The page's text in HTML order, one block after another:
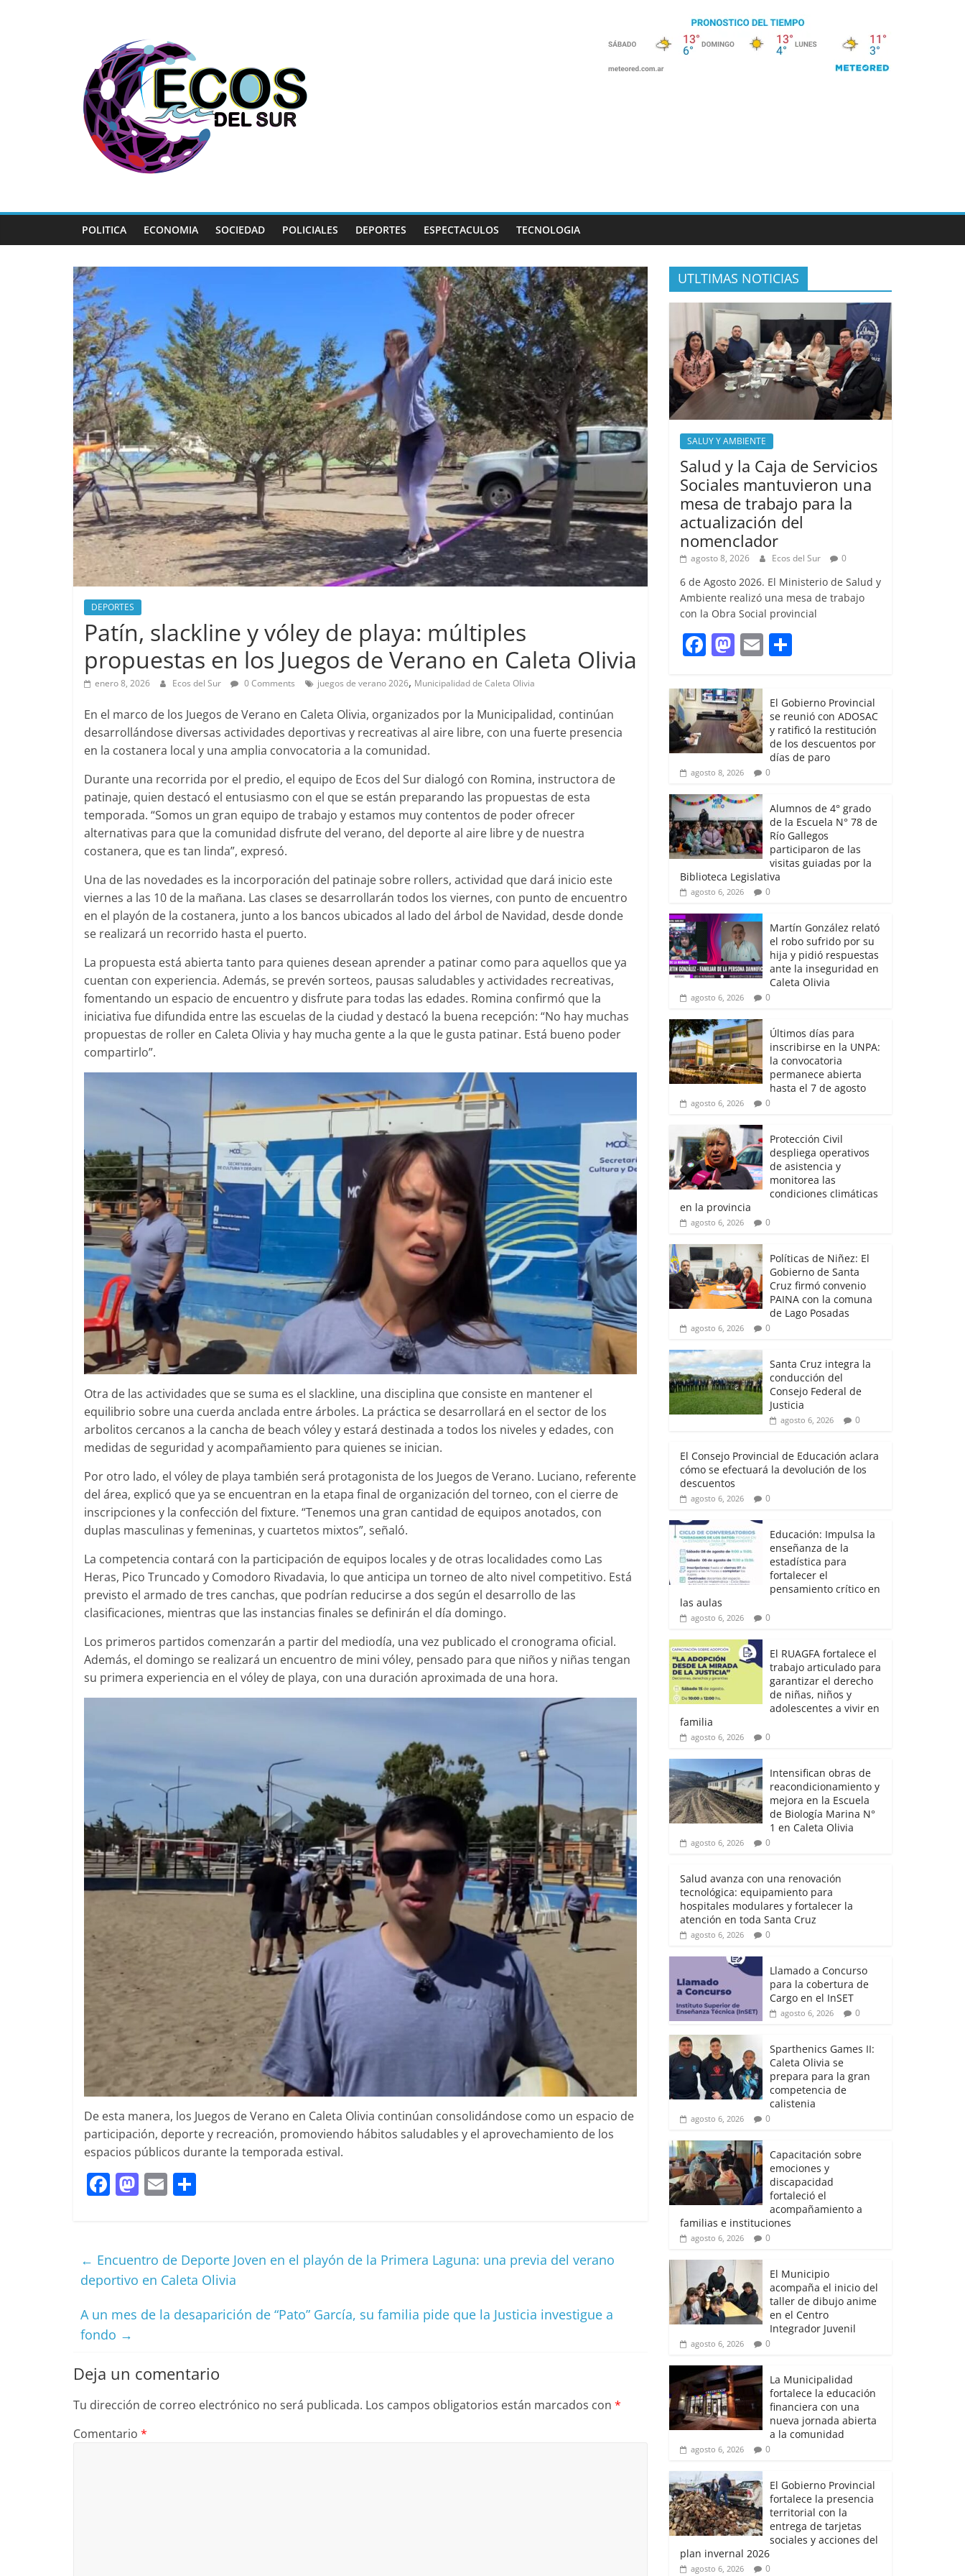
Ecos
Del
Sur
Multimedio
Online
POLITICA ECONOMIA SOCIEDAD POLICIALES DEPORTES ESPECTACULOS TECNOLOGIA
DEPORTES
Patín, slackline y vóley de playa: múltiples
propuestas en los Juegos de Verano en Caleta Olivia
enero 8, 2026 Ecos del Sur 0 Comments juegos de verano 2026, Municipalidad de Caleta Olivia
En el marco de los Juegos de Verano en Caleta Olivia, organizados por la Municipalidad, continúan
desarrollándose diversas actividades deportivas y recreativas al aire libre, con una fuerte presencia
en la costanera local y una amplia convocatoria a la comunidad.
Durante una recorrida por el predio, el equipo de Ecos del Sur dialogó con Romina, instructora de
patinaje, quien destacó el entusiasmo con el que se están preparando las propuestas de esta
temporada. “Somos un gran equipo de trabajo y estamos muy contentos de poder ofrecer
alternativas para que la comunidad disfrute del verano, del deporte al aire libre y de nuestra
costanera, que es tan linda”, expresó.
Una de las novedades es la incorporación del patinaje sobre rollers, actividad que dará inicio este
viernes a las 10 de la mañana. Las clases se desarrollarán todos los viernes, con punto de encuentro
en el playón de la costanera, junto a los bancos ubicados al lado del árbol de Navidad, desde donde
se realizará un recorrido hasta el puerto.
La propuesta está abierta tanto para quienes desean aprender a patinar como para aquellos que ya
cuentan con experiencia. Además, se prevén sorteos, pausas saludables y actividades recreativas,
fomentando un espacio de encuentro y disfrute para todas las edades. Romina confirmó que la
iniciativa fue difundida entre las escuelas de la ciudad y destacó la buena recepción: “No hay muchas
propuestas de roller en Caleta Olivia y hay mucha gente a la que le gusta patinar. Está bueno poder
compartirlo”.
Otra de las actividades que se suma es el slackline, una disciplina que consiste en mantener el
equilibrio sobre una cuerda anclada entre árboles. La práctica se desarrollará en el sector de los
arbolitos cercanos a la cancha de beach vóley y estará destinada a todos los niveles y edades, con
medidas de seguridad y acompañamiento para quienes se inician.
Por otro lado, el vóley de playa también será protagonista de los Juegos de Verano. Luciano, referente
del área, explicó que ya se encuentran en la etapa final de organización del torneo, con el cierre de
inscripciones y la confección del fixture. “Tenemos una gran cantidad de equipos anotados, con
duplas masculinas y femeninas, y cuartetos mixtos”, señaló.
La competencia contará con la participación de equipos locales y de otras localidades como Las
Heras, Pico Truncado y Comodoro Rivadavia, lo que anticipa un torneo de alto nivel competitivo. Está
previsto el armado de tres canchas, que podrían reducirse a dos según el desarrollo de las
clasificaciones, mientras que las instancias finales se definirán el día domingo.
Los primeros partidos comenzarán a partir del mediodía, una vez publicado el cronograma oficial.
Además, el domingo se realizará un encuentro de mini vóley, pensado para que niños y niñas tengan
su primera experiencia en el vóley de playa, con una duración aproximada de una hora.
De esta manera, los Juegos de Verano en Caleta Olivia continúan consolidándose como un espacio de
participación, deporte y recreación, promoviendo hábitos saludables y el aprovechamiento de los
espacios públicos durante la temporada estival.
F
a
e
b
o
k
M
a
o
d
n
E
m
l e
← Encuentro de Deporte Joven en el playón de la Primera Laguna: una previa del verano
deportivo en Caleta Olivia
A un mes de la desaparición de “Pato” García, su familia pide que la Justicia investigue a
fondo →
Deja un comentario
Tu dirección de correo electrónico no será publicada. Los campos obligatorios están marcados con *
Comentario *
UTLTIMAS NOTICIAS
SALUY Y AMBIENTE
Salud y la Caja de Servicios
Sociales mantuvieron una
mesa de trabajo para la
actualización del
nomenclador
agosto 8, 2026 Ecos del Sur 0
6 de Agosto 2026. El Ministerio de Salud y
Ambiente realizó una mesa de trabajo
con la Obra Social provincial
F
c
e
b
o
o
k
M
st
o
d
o
n
E
ai ar
e
El Gobierno Provincial
se reunió con ADOSAC
y ratificó la restitución
de los descuentos por
días de paro
agosto 8, 2026 0
Alumnos de 4° grado
de la Escuela N° 78 de
Río Gallegos
participaron de las
visitas guiadas por la
Biblioteca Legislativa
agosto 6, 2026 0
Martín González relató
el robo sufrido por su
hija y pidió respuestas
ante la inseguridad en
Caleta Olivia
agosto 6, 2026 0
Últimos días para
inscribirse en la UNPA:
la convocatoria
permanece abierta
hasta el 7 de agosto
agosto 6, 2026 0
Protección Civil
despliega operativos
de asistencia y
monitorea las
condiciones climáticas
en la provincia
agosto 6, 2026 0
Políticas de Niñez: El
Gobierno de Santa
Cruz firmó convenio
PAINA con la comuna
de Lago Posadas
agosto 6, 2026 0
Santa Cruz integra la
conducción del
Consejo Federal de
Justicia
agosto 6, 2026 0
El Consejo Provincial de Educación aclara
cómo se efectuará la devolución de los
descuentos
agosto 6, 2026 0
Educación: Impulsa la
enseñanza de la
estadística para
fortalecer el
pensamiento crítico en
las aulas
agosto 6, 2026 0
El RUAGFA fortalece el
trabajo articulado para
garantizar el derecho
de niñas, niños y
adolescentes a vivir en
familia
agosto 6, 2026 0
Intensifican obras de
reacondicionamiento y
mejora en la Escuela
de Biología Marina N°
1 en Caleta Olivia
agosto 6, 2026 0
Salud avanza con una renovación
tecnológica: equipamiento para
hospitales modulares y fortalecer la
atención en toda Santa Cruz
agosto 6, 2026 0
Llamado a Concurso
para la cobertura de
Cargo en el InSET
agosto 6, 2026 0
Sparthenics Games II:
Caleta Olivia se
prepara para la gran
competencia de
calistenia
agosto 6, 2026 0
Capacitación sobre
emociones y
discapacidad
fortaleció el
acompañamiento a
familias e instituciones
agosto 6, 2026 0
El Municipio
acompaña el inicio del
taller de dibujo anime
en el Centro
Integrador Juvenil
agosto 6, 2026 0
La Municipalidad
fortalece la educación
financiera con una
nueva jornada abierta
a la comunidad
agosto 6, 2026 0
El Gobierno Provincial
fortalece la presencia
territorial con la
entrega de tarjetas
sociales y acciones del
plan invernal 2026
agosto 6, 2026 0